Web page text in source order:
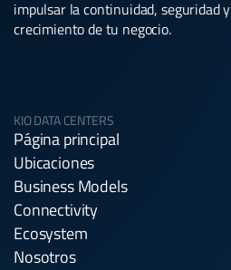
impulsar la continuidad, seguridad y
crecimiento de tu negocio.
KIO DATA CENTERS
Página principal
Ubicaciones
Business Models
Connectivity
Ecosystem
Nosotros